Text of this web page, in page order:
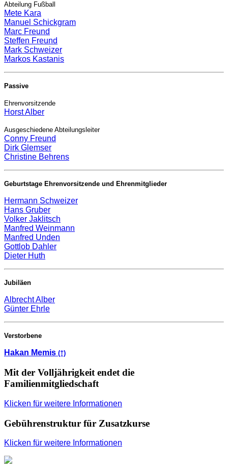
Abteilung Fußball
Mete Kara
Manuel Schickgram
Marc Freund
Steffen Freund
Mark Schweizer
Markos Kastanis
Passive
Ehrenvorsitzende
Horst Alber
Ausgeschiedene Abteilungsleiter
Conny Freund
Dirk Glemser
Christine Behrens
Geburtstage Ehrenvorsitzende und Ehrenmitglieder
Hermann Schweizer
Hans Gruber
Volker Jaklitsch
Manfred Weinmann
Manfred Unden
Gottlob Dahler
Dieter Huth
Jubiläen
Albrecht Alber
Günter Ehrle
Verstorbene
Hakan Memis (†)
Mit der Volljährigkeit endet die
Familienmitgliedschaft
Klicken für weitere Informationen
Gebührenstruktur für Zusatzkurse
Klicken für weitere Informationen